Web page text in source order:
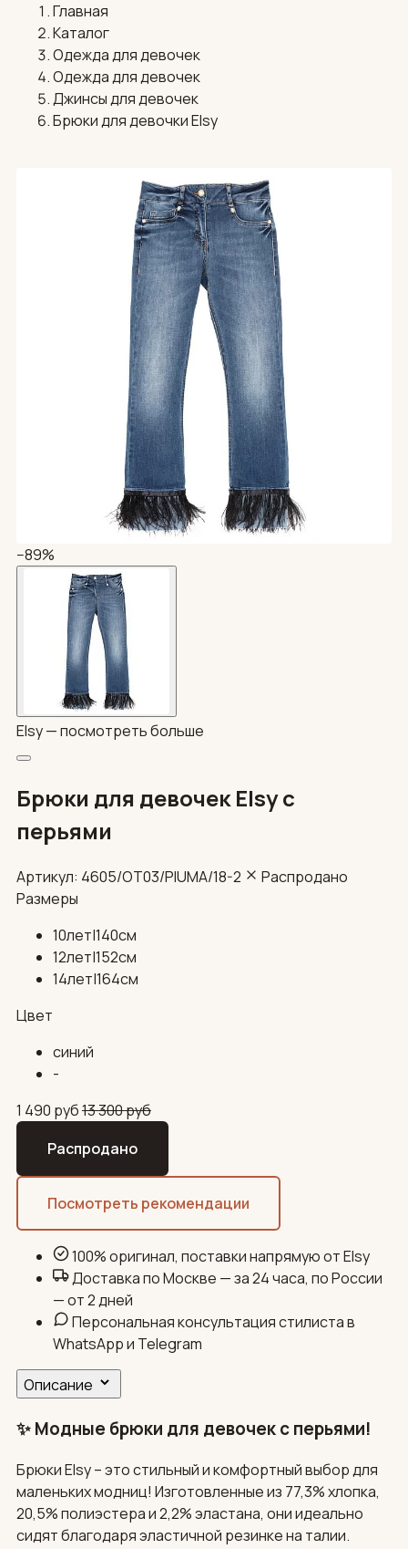
Главная
Каталог
Одежда для девочек
Одежда для девочек
Джинсы для девочек
Брюки для девочки Elsy
−89%
Elsy —посмотреть больше
Брюки для девочек Elsy с
перьями
Артикул: 4605/OT03/PIUMA/18-2
Распродано
Размеры
10лет|140см
12лет|152см
14лет|164см
Цвет
синий
-
1 490 руб13 300руб
Распродано
Посмотреть рекомендации
100% оригинал, поставки напрямую от Elsy
Доставка по Москве — за 24 часа, по России
— от 2 дней
Персональная консультация стилиста в
WhatsApp и Telegram
Описание
✨ Модные брюки для девочек с перьями!
Брюки Elsy – это стильный и комфортный выбор для
маленьких модниц! Изготовленные из 77,3% хлопка,
20,5% полиэстера и 2,2% эластана, они идеально
сидят благодаря эластичной резинке на талии.